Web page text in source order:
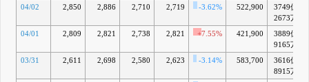
04/02 2,850 2,886 2,710 2,719 -3.62% 522,900
3749億
2673万
04/01 2,809 2,821 2,738 2,821 +7.55% 421,900
3889億
9165万
03/31
2,611 2,698 2,580 2,623 -3.14% 583,700
3616億
8915万